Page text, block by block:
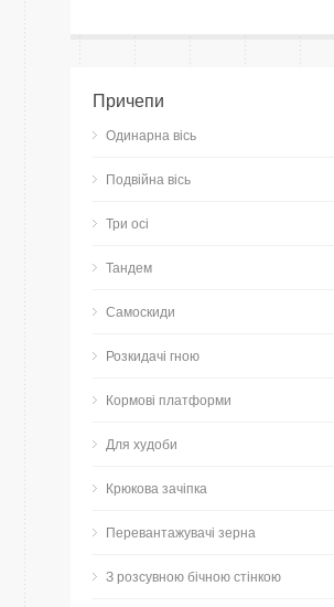
Причепи
Одинарна вісь
Подвійна вісь
Три осі
Тандем
Самоскиди
Розкидачі гною
Кормові платформи
Для худоби
Крюкова зачіпка
Перевантажувачі зерна
З розсувною бічною стінкою